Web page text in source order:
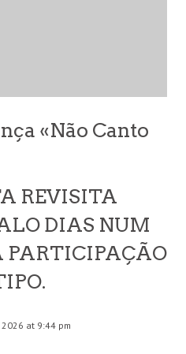
«Não Canto
REVISITA
DIAS NUM
PARTICIPAÇÃO
2026 at 9:44 pm